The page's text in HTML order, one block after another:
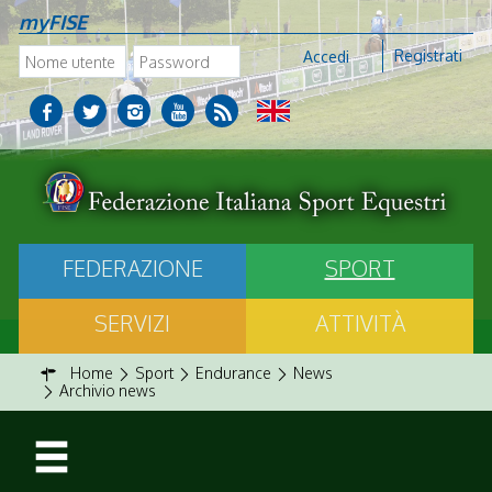
myFISE
Accedi Registrati
FEDERAZIONE
SPORT
SERVIZI
ATTIVITÀ
Home Sport Endurance
News
Archivio news